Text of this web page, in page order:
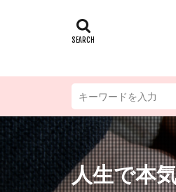
人生で本